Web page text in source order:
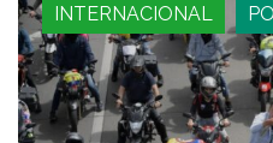
INTERNACIONAL